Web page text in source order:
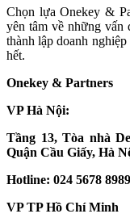
Chọn lựa Onekey &
yên tâm về những vấn
thành lập doanh
hết.
Onekey & Partners
VP Hà Nội:
Tầng 13, Tòa nhà
Quận Cầu Giấy, Hà
Hotline: 024 5678 8989
VP TP Hồ Chí Minh